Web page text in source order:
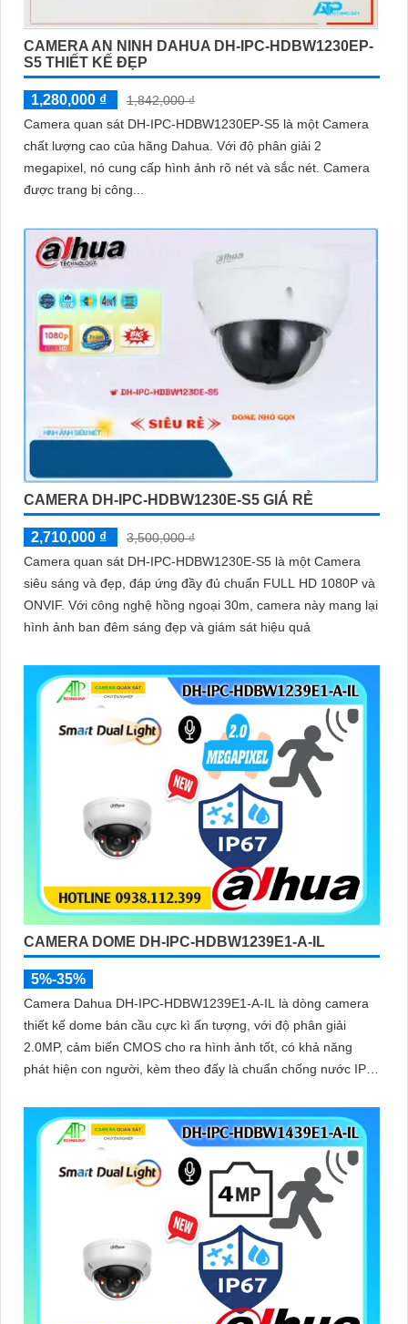
CAMERA AN NINH DAHUA DH-IPC-HDBW1230EP-
S5 THIẾT KẾ ĐẸP
1,280,000 ₫
1,842,000 ₫
Camera quan sát DH-IPC-HDBW1230EP-S5 là một Camera
chất lượng cao của hãng Dahua. Với độ phân giải 2
megapixel, nó cung cấp hình ảnh rõ nét và sắc nét. Camera
được trang bị công...
CAMERA DH-IPC-HDBW1230E-S5 GIÁ RẺ
2,710,000 ₫
3,500,000 ₫
Camera quan sát DH-IPC-HDBW1230E-S5 là một Camera
siêu sáng và đẹp, đáp ứng đầy đủ chuẩn FULL HD 1080P và
ONVIF. Với công nghệ hồng ngoại 30m, camera này mang lại
hình ảnh ban đêm sáng đẹp và giám sát hiệu quả
CAMERA DOME DH-IPC-HDBW1239E1-A-IL
5%-35%
Camera Dahua DH-IPC-HDBW1239E1-A-IL là dòng camera
thiết kế dome bán cầu cực kì ấn tượng, với độ phân giải
2.0MP, cảm biến CMOS cho ra hình ảnh tốt, có khả năng
phát hiện con người, kèm theo đấy là chuẩn chống nước IP